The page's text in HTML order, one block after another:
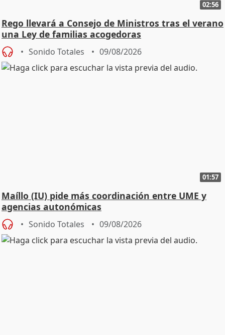
02:56
Rego llevará a Consejo de Ministros tras el verano
una Ley de familias acogedoras
Sonido Totales 09/08/2026
01:57
Maíllo (IU) pide más coordinación entre UME y
agencias autonómicas
Sonido Totales 09/08/2026